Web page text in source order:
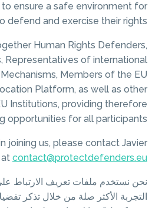
therefore imperative to
individuals to
This event will bring
Human Rights NGOs,
and regional Protection
Temporary
Representatives of EU
valuable networking
If you are interested in
Roura at
على موقعنا الإلكتروني لنمنحك
تفضيلاتك وتكرار الزيارات. بالنقر